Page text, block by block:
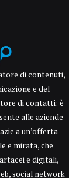
di contenuti,
e del
di contatti: è
alle aziende
a un’offerta
e mirata, che
e digitali,
social network